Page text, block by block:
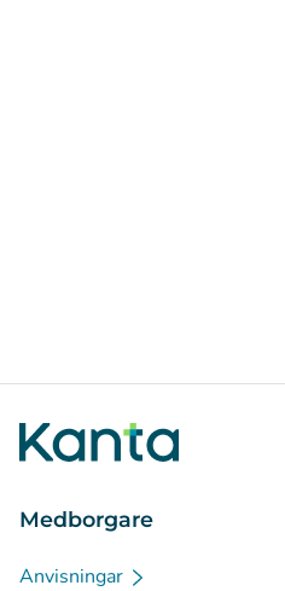
Medborgare
Anvisningar